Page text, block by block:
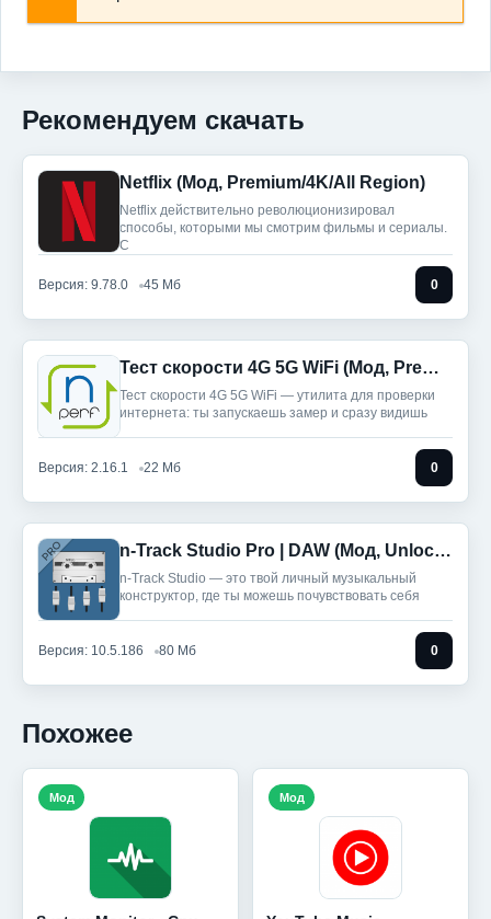
Рекомендуем скачать
Netflix (Мод, Premium/4K/All Region)
Netflix действительно революционизировал
способы, которыми мы смотрим фильмы и сериалы.
С
Версия: 9.78.0 45 Мб 0
Тест скорости 4G 5G WiFi (Мод, Premium Unlocked)
Тест скорости 4G 5G WiFi — утилита для проверки
интернета: ты запускаешь замер и сразу видишь
Версия: 2.16.1 22 Мб 0
n-Track Studio Pro | DAW (Мод, Unlocked)
n-Track Studio — это твой личный музыкальный
конструктор, где ты можешь почувствовать себя
Версия: 10.5.186 80 Мб 0
Похожее
Мод Мод